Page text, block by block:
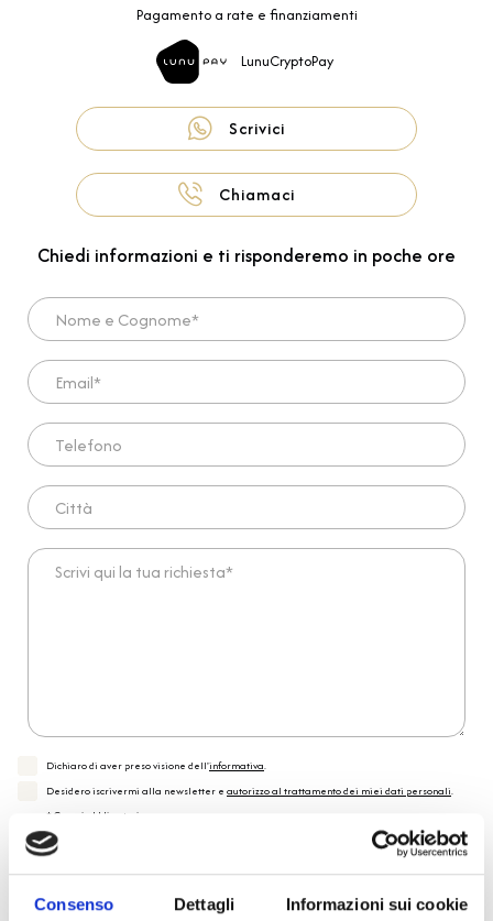
Consenso Dettagli Informazioni sui cookie
Pagamento a rate e finanziamenti
LunuCryptoPay
Scrivici
Chiamaci
Chiedi informazioni e ti risponderemo in poche ore
Nome e Cognome*
Email*
Telefono
Città
Scrivi qui la tua richiesta*
Dichiaro di aver preso visione dell'informativa.
Desidero iscrivermi alla newsletter e autorizzo al trattamento dei miei dati personali.
* Campi obbligatori